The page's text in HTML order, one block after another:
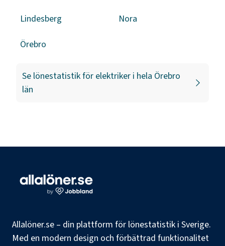
Lindesberg Nora
Örebro
Se lönestatistik för elektriker i hela Örebro
län
Allalöner.se – din plattform för lönestatistik i Sverige.
Med en modern design och förbättrad funktionalitet